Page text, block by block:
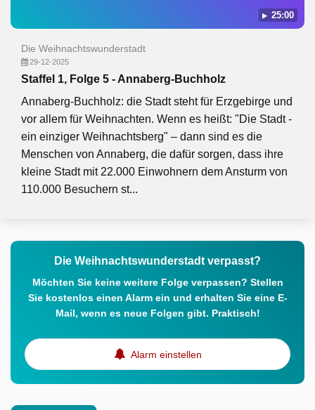
25:00
Die Weihnachtswunderstadt
29-12-2025
Staffel 1, Folge 5 - Annaberg-Buchholz
Annaberg-Buchholz: die Stadt steht für Erzgebirge und
vor allem für Weihnachten. Wenn es heißt: "Die Stadt -
ein einziger Weihnachtsberg" – dann sind es die
Menschen von Annaberg, die dafür sorgen, dass ihre
kleine Stadt mit 22.000 Einwohnern dem Ansturm von
110.000 Besuchern st...
Die Weihnachtswunderstadt verpasst?
Möchten Sie keine weitere Folge verpassen? Stellen
Sie kostenlos einen Alarm ein und erhalten Sie eine E-
Mail, wenn es neue Folgen gibt. Praktisch!
Alarm einstellen